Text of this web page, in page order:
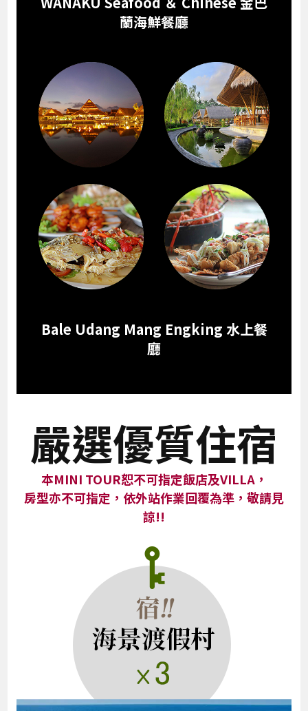
蘭海鮮餐廳
Bale Udang Mang Engking 水上餐
廳
嚴選優質住宿
本MINI TOUR恕不可指定飯店及VILLA，
房型亦不可指定，依外站作業回覆為準，敬請見
諒!!